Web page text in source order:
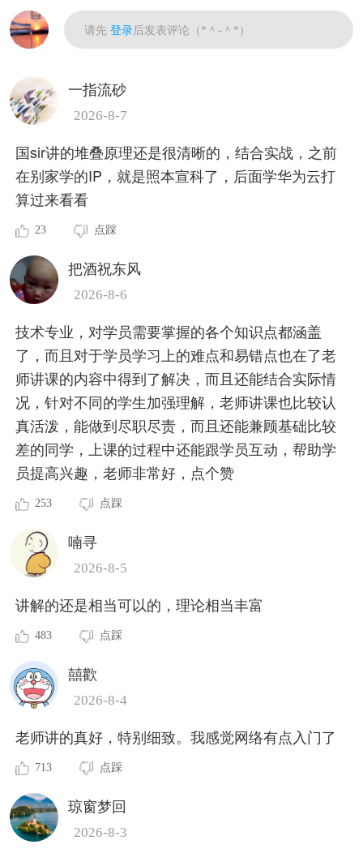
请先登录后发表评论（*＾-＾*）
一指流砂
2026-8-7
国sir讲的堆叠原理还是很清晰的，结合实战，之前
在别家学的IP，就是照本宣科了，后面学华为云打
算过来看看
23 点踩
把酒祝东风
2026-8-6
技术专业，对学员需要掌握的各个知识点都涵盖
了，而且对于学员学习上的难点和易错点也在了老
师讲课的内容中得到了解决，而且还能结合实际情
况，针对不同的学生加强理解，老师讲课也比较认
真活泼，能做到尽职尽责，而且还能兼顾基础比较
差的同学，上课的过程中还能跟学员互动，帮助学
员提高兴趣，老师非常好，点个赞
253 点踩
喃寻
2026-8-5
讲解的还是相当可以的，理论相当丰富
483 点踩
囍歡
2026-8-4
老师讲的真好，特别细致。我感觉网络有点入门了
713 点踩
琼窗梦回
2026-8-3